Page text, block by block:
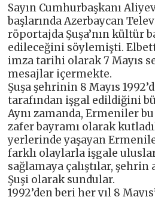
Sayın Cumhurbaşkanı
başlarında Azerbaycan
röportajda Şuşa’nın kültür
edileceğini söylemişti.
imza tarihi olarak 7 Mayıs
mesajlar içermekte.
Şuşa şehrinin 8 Mayıs
tarafından işgal edildiğini
Aynı zamanda, Ermeniler
zafer bayramı olarak
yerlerinde yaşayan
farklı olaylarla işgale
sağlamaya çalıştılar, şehrin
Şuşi olarak sundular.
1992’den beri her yıl 8